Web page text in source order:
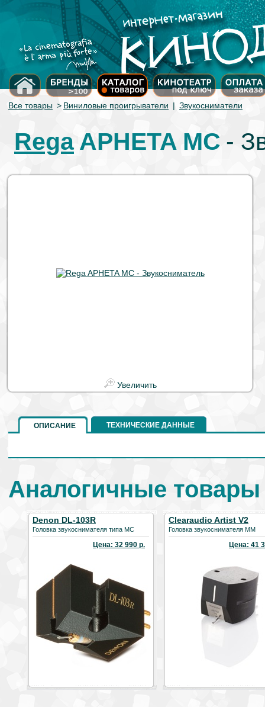
Все товары > Виниловые проигрыватели | Звукосниматели
Rega APHETA MC -
Увеличить
ОПИСАНИЕ ТЕХНИЧЕСКИЕ ДАННЫЕ
Аналогичные
Denon DL-103R
Головка звукоснимателя типа МС
Цена: 32 990 р.
Clearaudio Artist V2
Головка звукоснимателя MM
Цена: 41